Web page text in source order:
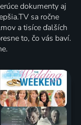
dokumenty aj
sa ročne
a tisíce ďalších
to, čo vás baví.